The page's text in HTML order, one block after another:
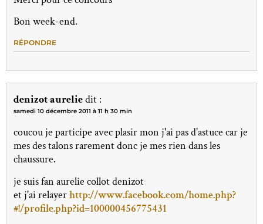
Bon week-end.
RÉPONDRE
denizot aureliedit :
samedi 10 décembre 2011 à 11 h 30 min
coucou je participe avec plasir mon j'ai pas d'astuce car je
mes des talons rarement donc je mes rien dans les
chaussure.
je suis fan aurelie collot denizot
et j'ai relayerhttp://www.facebook.com/home.php?
#!/profile.php?id=100000456775431